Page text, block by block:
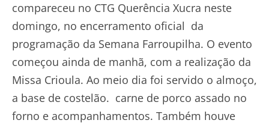
compareceu no CTG Querência Xucra neste
domingo, no encerramento oficial da
programação da Semana Farroupilha. O evento
começou ainda de manhã, com a realização da
Missa Crioula. Ao meio dia foi servido o almoço,
a base de costelão. carne de porco assado no
forno e acompanhamentos. Também houve